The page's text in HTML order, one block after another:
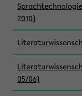
2010)
05/06)